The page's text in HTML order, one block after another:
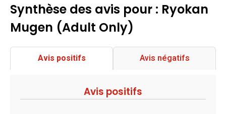
Synthèse des avis pour : Ryokan
Mugen (Adult Only)
Avis positifs Avis négatifs
Avis positifs